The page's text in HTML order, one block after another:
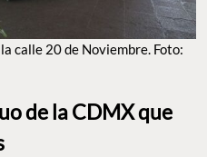
calle 20 de Noviembre. Foto:
de la CDMX que